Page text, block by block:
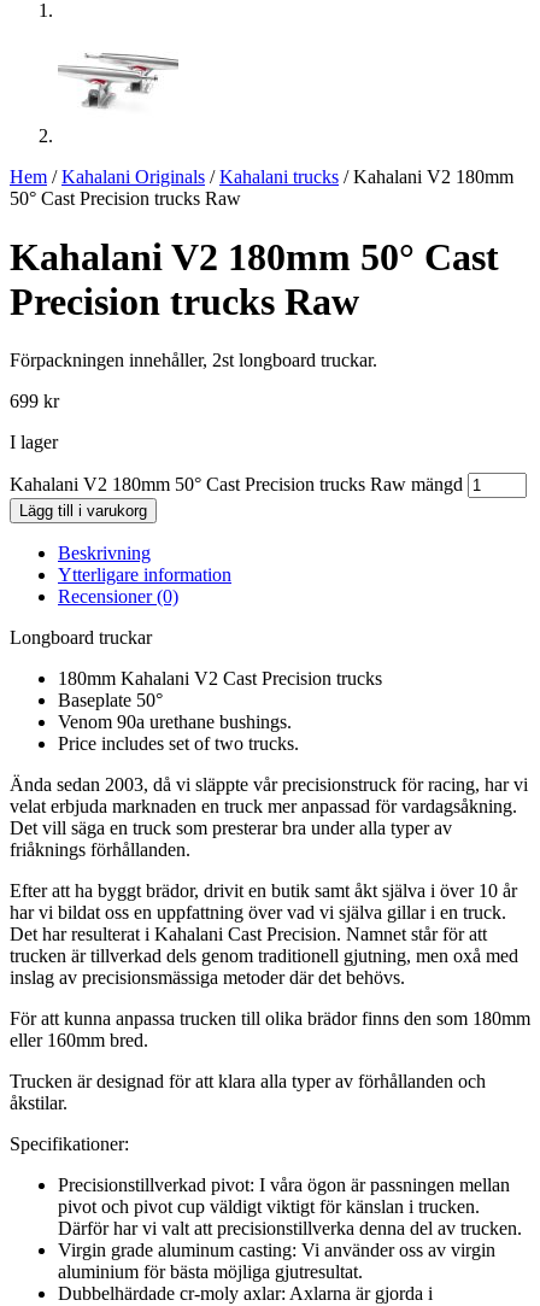
Hem /Kahalani Originals /Kahalani trucks / Kahalani V2 180mm
50° Cast Precision trucks Raw
Kahalani V2 180mm 50° Cast
Precision trucks Raw
Förpackningen innehåller, 2st longboard truckar.
699 kr
I lager
Kahalani V2 180mm 50° Cast Precision trucks Raw mängd
Lägg till i varukorg
Beskrivning
Ytterligare information
Recensioner (0)
Longboard truckar
180mm Kahalani V2 Cast Precision trucks
Baseplate 50°
Venom 90a urethane bushings.
Price includes set of two trucks.
Ända sedan 2003, då vi släppte vår precisionstruck för racing, har vi
velat erbjuda marknaden en truck mer anpassad för vardagsåkning.
Det vill säga en truck som presterar bra under alla typer av
friåknings förhållanden.
Efter att ha byggt brädor, drivit en butik samt åkt själva i över 10 år
har vi bildat oss en uppfattning över vad vi själva gillar i en truck.
Det har resulterat i Kahalani Cast Precision. Namnet står för att
trucken är tillverkad dels genom traditionell gjutning, men oxå med
inslag av precisionsmässiga metoder där det behövs.
För att kunna anpassa trucken till olika brädor finns den som 180mm
eller 160mm bred.
Trucken är designad för att klara alla typer av förhållanden och
åkstilar.
Specifikationer:
Precisionstillverkad pivot: I våra ögon är passningen mellan
pivot och pivot cup väldigt viktigt för känslan i trucken.
Därför har vi valt att precisionstillverka denna del av trucken.
Virgin grade aluminum casting: Vi använder oss av virgin
aluminium för bästa möjliga gjutresultat.
Dubbelhärdade cr-moly axlar: Axlarna är gjorda i